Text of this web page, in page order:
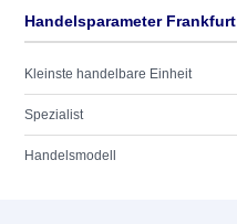
Handelsparameter Frankfurt
Kleinste handelbare Einheit
Spezialist
Handelsmodell